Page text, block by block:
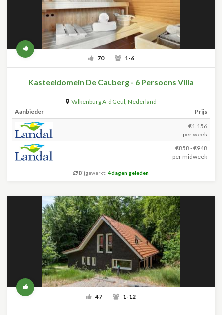
70 1-6
Kasteeldomein De Cauberg - 6 Persoons Villa
Valkenburg A-d Geul, Nederland
Aanbieder
Prijs
€1.156
per week
€858 - €948
per midweek
Bijgewerkt: 4 dagen geleden
47 1-12